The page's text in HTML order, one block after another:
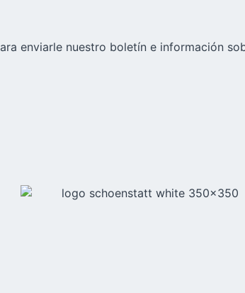
enviarle nuestro boletín e información